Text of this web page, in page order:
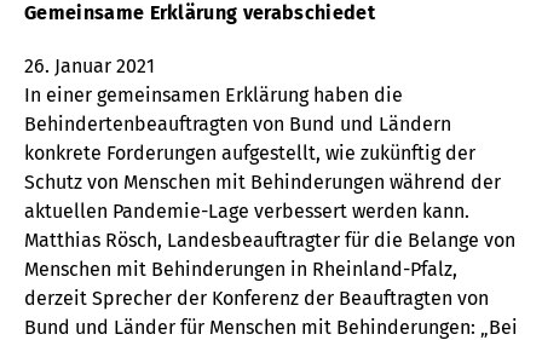
Gemeinsame Erklärung verabschiedet
26. Januar 2021
In einer gemeinsamen Erklärung haben die
Behindertenbeauftragten von Bund und Ländern
konkrete Forderungen aufgestellt, wie zukünftig der
Schutz von Menschen mit Behinderungen während der
aktuellen Pandemie-Lage verbessert werden kann.
Matthias Rösch, Landesbeauftragter für die Belange von
Menschen mit Behinderungen in Rheinland-Pfalz,
derzeit Sprecher der Konferenz der Beauftragten von
Bund und Länder für Menschen mit Behinderungen: „Bei